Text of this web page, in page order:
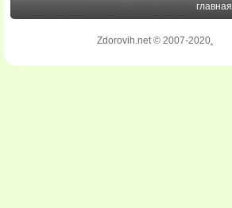
главная
Zdorovih.net © 2007-2020